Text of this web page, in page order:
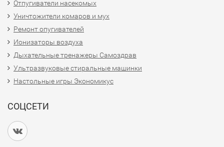
Отпугиватели насекомых
Уничтожители комаров и мух
Ремонт опугивателей
Ионизаторы воздуха
Дыхательные тренажеры Самоздрав
Ультразвуковые стиральные машинки
Настольные игры Экономикус
СОЦСЕТИ